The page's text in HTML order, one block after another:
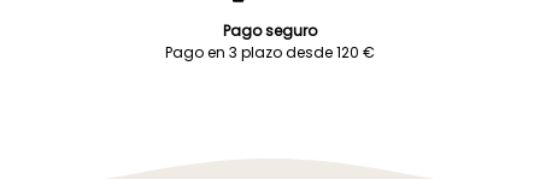
Pago seguro
Pago en 3 plazo desde 120 €